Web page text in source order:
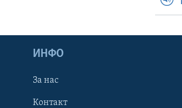
ИНФО
За нас
Контакт